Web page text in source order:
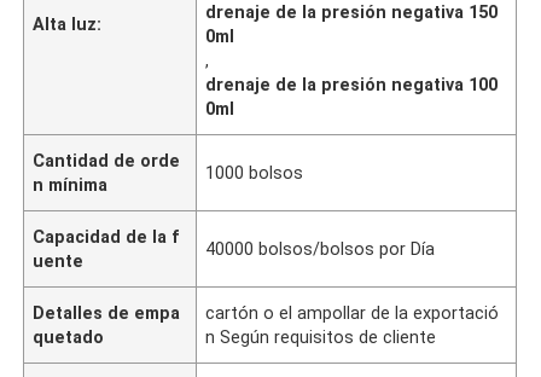
Alta luz:
drenaje de la presión negativa 150
0ml
,
drenaje de la presión negativa 100
0ml
Cantidad de orde
n mínima
1000 bolsos
Capacidad de la f
uente
40000 bolsos/bolsos por Día
Detalles de empa
quetado
cartón o el ampollar de la exportació
n Según requisitos de cliente